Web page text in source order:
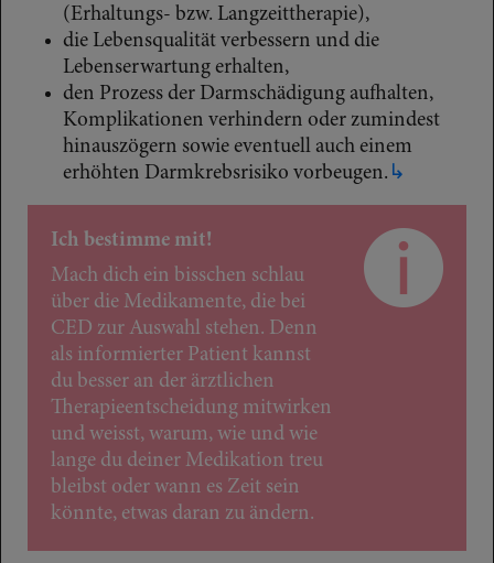
(Erhaltungs- bzw. Langzeittherapie),
die Lebensqualität verbessern und die
Lebenserwartung erhalten,
den Prozess der Darmschädigung aufhalten,
Komplikationen verhindern oder zumindest
hinauszögern sowie eventuell auch einem
erhöhten Darmkrebsrisiko vorbeugen. ↳
Ich bestimme mit!
Mach dich ein bisschen schlau
über die Medikamente, die bei
CED zur Auswahl stehen. Denn
als informierter Patient kannst
du besser an der ärztlichen
Therapieentscheidung mitwirken
und weisst, warum, wie und wie
lange du deiner Medikation treu
bleibst oder wann es Zeit sein
könnte, etwas daran zu ändern.